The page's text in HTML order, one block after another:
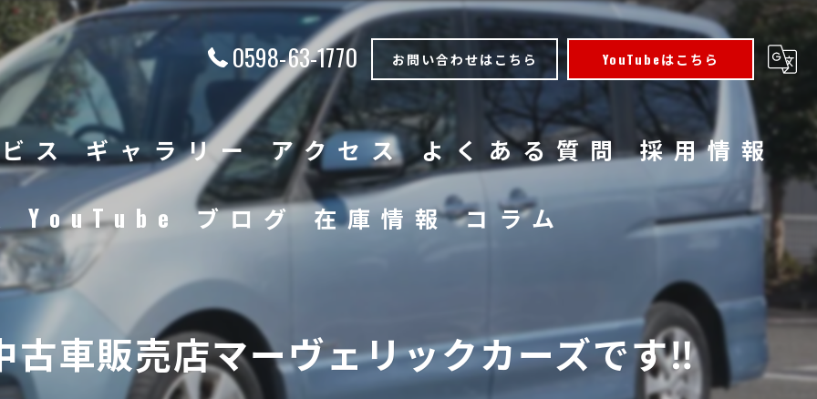
0598-63-1770 お問い合わせはこちら YouTubeはこちら
ス ギャラリー アクセス よくある質問 採用情報
YouTube ブログ 在庫情報 コラム
古車販売店マーヴェリックカーズです‼️